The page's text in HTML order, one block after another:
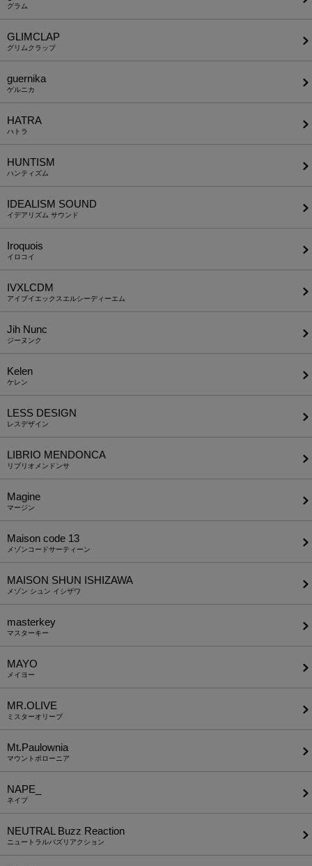
グラム
GLIMCLAP
グリムクラップ
guernika
ゲルニカ
HATRA
ハトラ
HUNTISM
ハンティズム
IDEALISM SOUND
イデアリズム サウンド
Iroquois
イロコイ
IVXLCDM
アイブイエックスエルシーディーエム
Jih Nunc
ジーヌンク
Kelen
ケレン
LESS DESIGN
レスデザイン
LIBRIO MENDONCA
リブリオメンドンサ
Magine
マージン
Maison code 13
メゾンコードサーティーン
MAISON SHUN ISHIZAWA
メゾン シュン イシザワ
masterkey
マスターキー
MAYO
メイヨー
MR.OLIVE
ミスターオリーブ
Mt.Paulownia
マウントポローニア
NAPE_
ネイプ
NEUTRAL Buzz Reaction
ニュートラルバズリアクション